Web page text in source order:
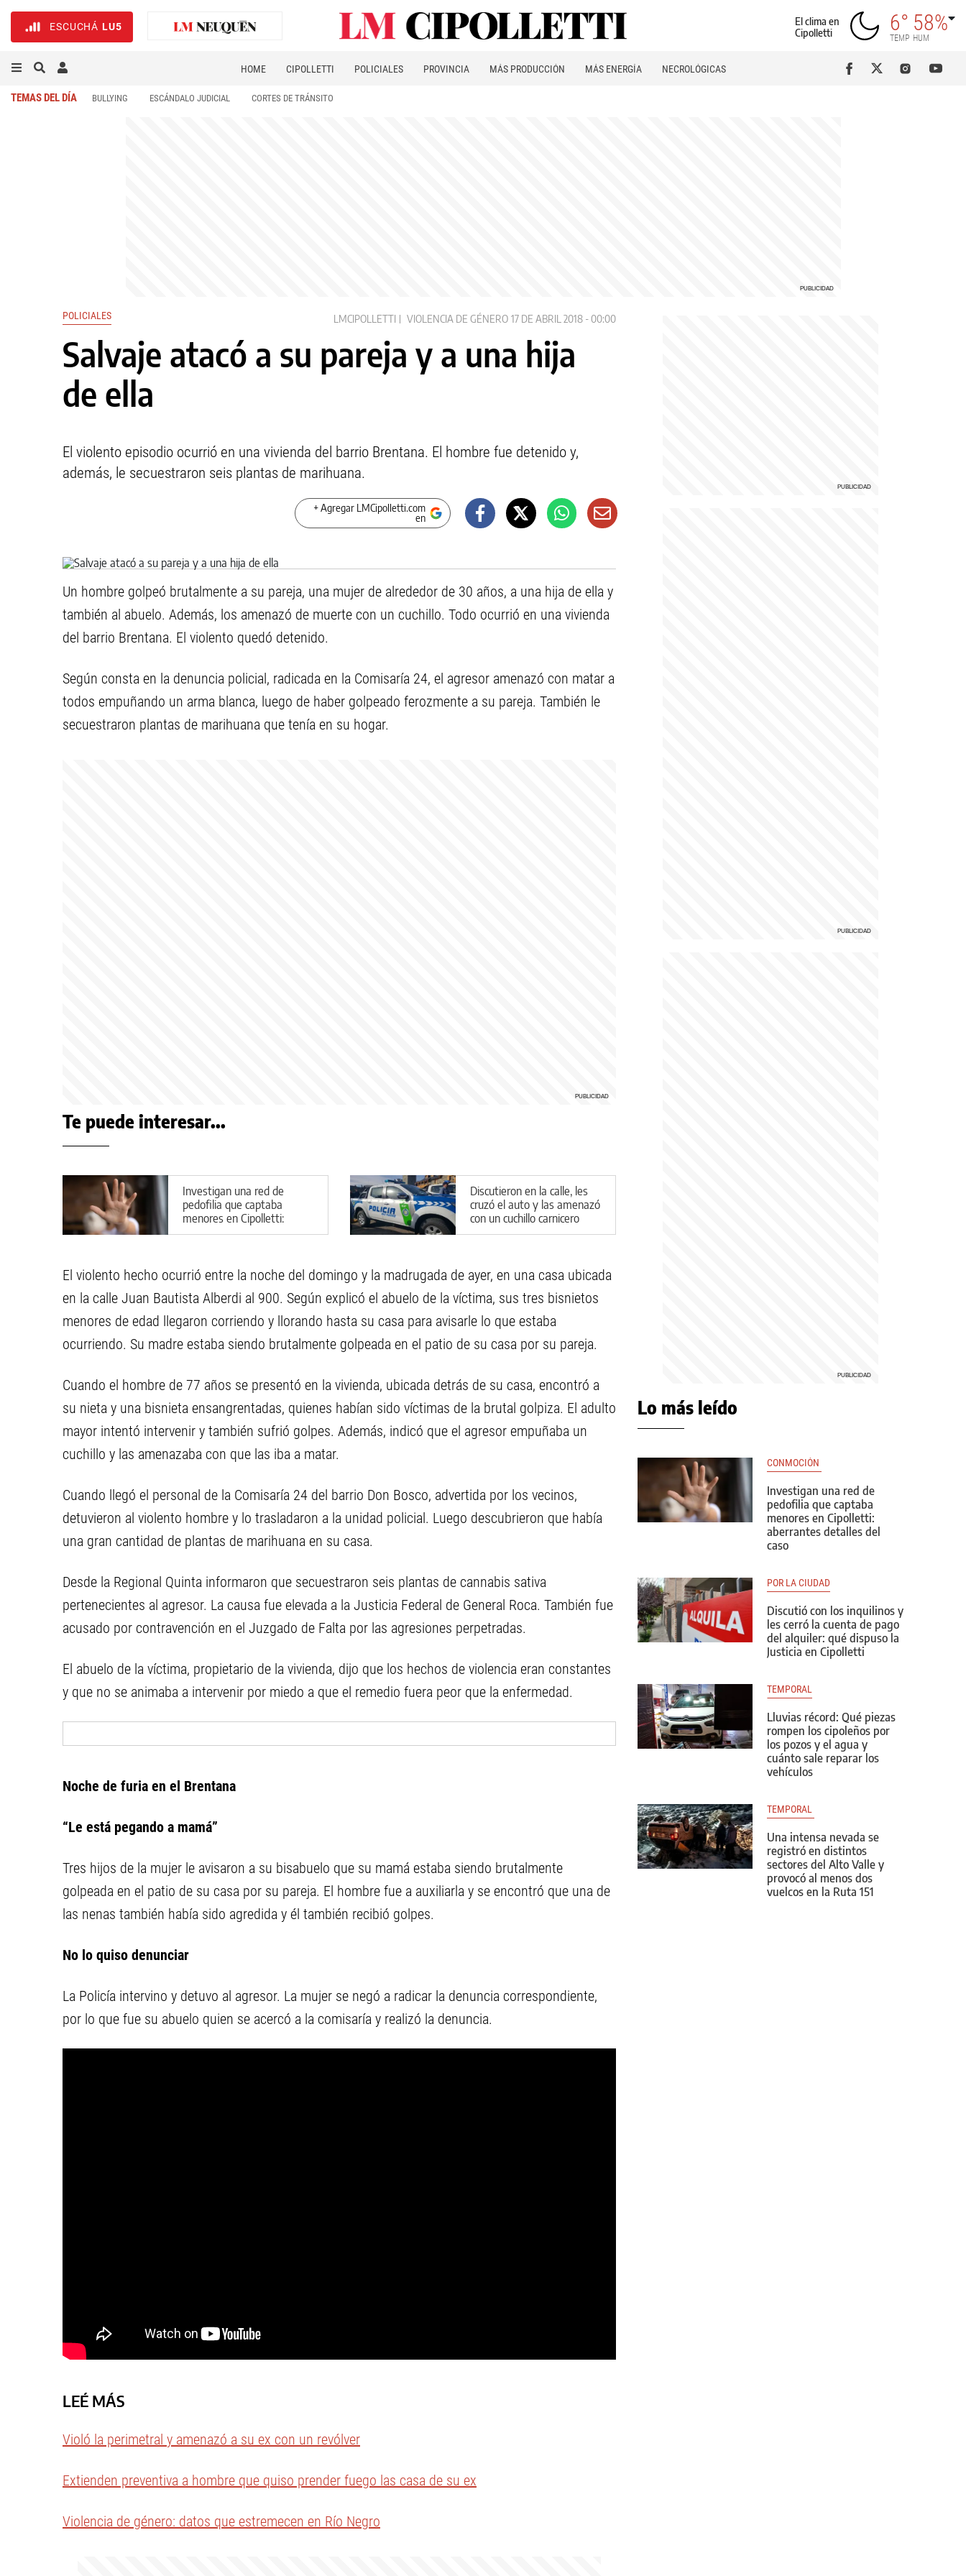
ESCUCHÁ LU5
El clima en
Cipolletti
6°
TEMP
58%
HUM
HOME CIPOLLETTI POLICIALES PROVINCIA MÁS PRODUCCIÓN MÁS ENERGÍA NECROLÓGICAS
TEMAS DEL DÍA BULLYING ESCÁNDALO JUDICIAL CORTES DE TRÁNSITO
POLICIALES LMCIPOLLETTI VIOLENCIA DE GÉNERO 17 DE ABRIL 2018 - 00:00
Salvaje atacó a su pareja y a una hija
de ella
El violento episodio ocurrió en una vivienda del barrio Brentana. El hombre fue detenido y,
además, le secuestraron seis plantas de marihuana.
+ Agregar LMCipolletti.com
en
Un hombre golpeó brutalmente a su pareja, una mujer de alrededor de 30 años, a una hija de ella y
también al abuelo. Además, los amenazó de muerte con un cuchillo. Todo ocurrió en una vivienda
del barrio Brentana. El violento quedó detenido.
Según consta en la denuncia policial, radicada en la Comisaría 24, el agresor amenazó con matar a
todos empuñando un arma blanca, luego de haber golpeado ferozmente a su pareja. También le
secuestraron plantas de marihuana que tenía en su hogar.
Te puede interesar...
Investigan una red de
pedofilia que captaba
menores en Cipolletti:
aberrantes detalles del caso
Discutieron en la calle, les
cruzó el auto y las amenazó
con un cuchillo carnicero
El violento hecho ocurrió entre la noche del domingo y la madrugada de ayer, en una casa ubicada
en la calle Juan Bautista Alberdi al 900. Según explicó el abuelo de la víctima, sus tres bisnietos
menores de edad llegaron corriendo y llorando hasta su casa para avisarle lo que estaba
ocurriendo. Su madre estaba siendo brutalmente golpeada en el patio de su casa por su pareja.
Cuando el hombre de 77 años se presentó en la vivienda, ubicada detrás de su casa, encontró a
su nieta y una bisnieta ensangrentadas, quienes habían sido víctimas de la brutal golpiza. El adulto
mayor intentó intervenir y también sufrió golpes. Además, indicó que el agresor empuñaba un
cuchillo y las amenazaba con que las iba a matar.
Cuando llegó el personal de la Comisaría 24 del barrio Don Bosco, advertida por los vecinos,
detuvieron al violento hombre y lo trasladaron a la unidad policial. Luego descubrieron que había
una gran cantidad de plantas de marihuana en su casa.
Desde la Regional Quinta informaron que secuestraron seis plantas de cannabis sativa
pertenecientes al agresor. La causa fue elevada a la Justicia Federal de General Roca. También fue
acusado por contravención en el Juzgado de Falta por las agresiones perpetradas.
El abuelo de la víctima, propietario de la vivienda, dijo que los hechos de violencia eran constantes
y que no se animaba a intervenir por miedo a que el remedio fuera peor que la enfermedad.
Noche de furia en el Brentana
“Le está pegando a mamá”
Tres hijos de la mujer le avisaron a su bisabuelo que su mamá estaba siendo brutalmente
golpeada en el patio de su casa por su pareja. El hombre fue a auxiliarla y se encontró que una de
las nenas también había sido agredida y él también recibió golpes.
No lo quiso denunciar
La Policía intervino y detuvo al agresor. La mujer se negó a radicar la denuncia correspondiente,
por lo que fue su abuelo quien se acercó a la comisaría y realizó la denuncia.
LEÉ MÁS
Violó la perimetral y amenazó a su ex con un revólver
Extienden preventiva a hombre que quiso prender fuego las casa de su ex
Violencia de género: datos que estremecen en Río Negro
Lo más leído
CONMOCIÓN
Investigan una red de
pedofilia que captaba
menores en Cipolletti:
aberrantes detalles del
caso
POR LA CIUDAD
Discutió con los inquilinos y
les cerró la cuenta de pago
del alquiler: qué dispuso la
Justicia en Cipolletti
TEMPORAL
Lluvias récord: Qué piezas
rompen los cipoleños por
los pozos y el agua y
cuánto sale reparar los
vehículos
TEMPORAL
Una intensa nevada se
registró en distintos
sectores del Alto Valle y
provocó al menos dos
vuelcos en la Ruta 151